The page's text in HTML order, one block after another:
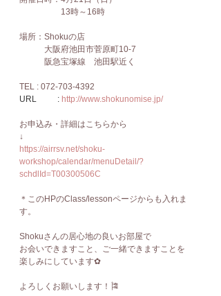
13時～16時
場所：Shokuの店
大阪府池田市菅原町10-7
阪急宝塚線　池田駅近く
TEL : 072-703-4392
URL          : http://www.shokunomise.jp/
お申込み・詳細はこちらから
↓
https://airrsv.net/shoku-
workshop/calendar/menuDetail/?
schdlId=T00300506C
＊このHPのClass/lessonページからも入れま
す。
Shokuさんの居心地の良いお部屋で
お会いできますこと、ご一緒できますことを
楽しみにしています✿
よろしくお願いします！🎏